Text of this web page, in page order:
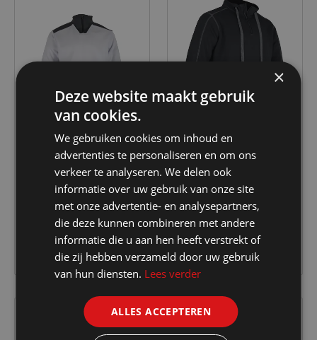
pochoir sweater
€ 30.80
LMA
grino sweater
€ 57.95
×
Deze website maakt gebruik
van cookies.
We gebruiken cookies om inhoud en
advertenties te personaliseren en om ons
verkeer te analyseren. We delen ook
informatie over uw gebruik van onze site
met onze advertentie- en analysepartners,
die deze kunnen combineren met andere
informatie die u aan hen heeft verstrekt of
die zij hebben verzameld door uw gebruik
van hun diensten. Lees verder
ALLES ACCEPTEREN